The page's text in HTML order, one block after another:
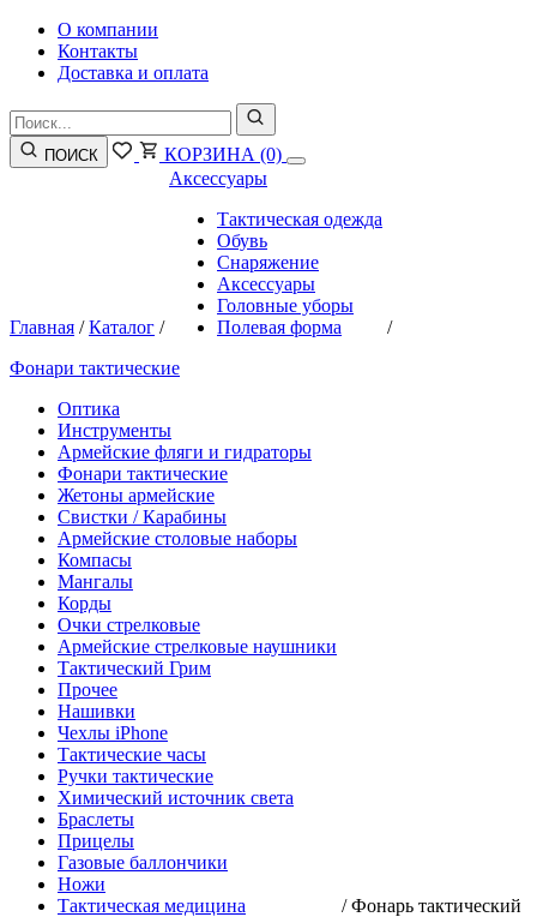
О компании
Контакты
Доставка и оплата
ПОИСК КОРЗИНА (0)
Главная /Каталог /
Аксессуары
Тактическая одежда
Обувь
Снаряжение
Аксессуары
Головные уборы
Полевая форма
/
Фонари тактические
Оптика
Инструменты
Армейские фляги и гидраторы
Фонари тактические
Жетоны армейские
Свистки / Карабины
Армейские столовые наборы
Компасы
Мангалы
Корды
Очки стрелковые
Армейские стрелковые наушники
Тактический Грим
Прочее
Нашивки
Чехлы iPhone
Тактические часы
Ручки тактические
Химический источник света
Браслеты
Прицелы
Газовые баллончики
Ножи
Тактическая медицина
/Фонарь тактический